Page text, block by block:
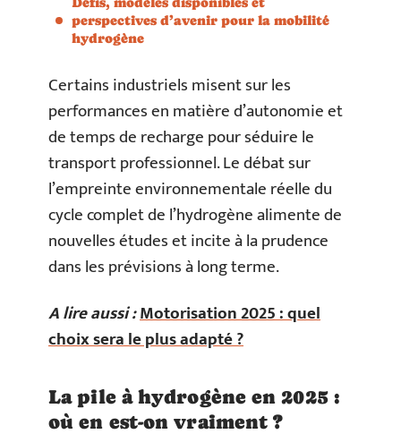
perspectives d’avenir pour la mobilité
hydrogène
Certains industriels misent sur les
performances en matière d’autonomie et
de temps de recharge pour séduire le
transport professionnel. Le débat sur
l’empreinte environnementale réelle du
cycle complet de l’hydrogène alimente de
nouvelles études et incite à la prudence
dans les prévisions à long terme.
A lire aussi :Motorisation 2025 : quel
choix sera le plus adapté ?
La pile à hydrogène en 2025 :
où en est-on vraiment ?